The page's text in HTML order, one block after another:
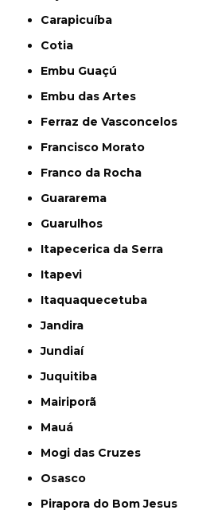
Carapicuíba
Cotia
Embu Guaçú
Embu das Artes
Ferraz de Vasconcelos
Francisco Morato
Franco da Rocha
Guararema
Guarulhos
Itapecerica da Serra
Itapevi
Itaquaquecetuba
Jandira
Jundiaí
Juquitiba
Mairiporã
Mauá
Mogi das Cruzes
Osasco
Pirapora do Bom Jesus